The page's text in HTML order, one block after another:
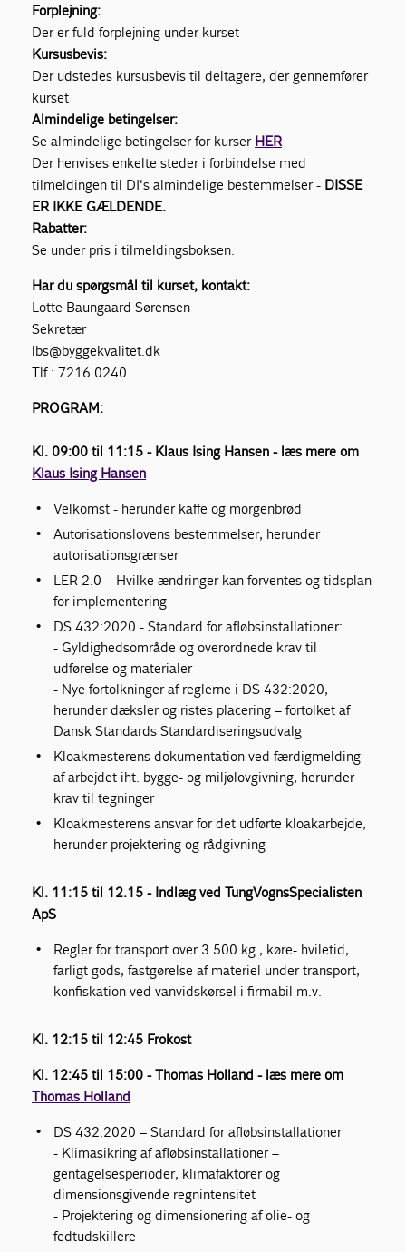
Forplejning:
Der er fuld forplejning under kurset
Kursusbevis:
Der udstedes kursusbevis til deltagere, der gennemfører
kurset
Almindelige betingelser:
Se almindelige betingelser for kurser HER
Der henvises enkelte steder i forbindelse med
tilmeldingen til DI's almindelige bestemmelser - DISSE
ER IKKE GÆLDENDE.
Rabatter:
Se under pris i tilmeldingsboksen.
Har du spørgsmål til kurset, kontakt:
Lotte Baungaard Sørensen
Sekretær
lbs@byggekvalitet.dk
Tlf.: 7216 0240
PROGRAM:
Kl. 09:00 til 11:15 - Klaus Ising Hansen - læs mere om
Klaus Ising Hansen
Velkomst - herunder kaffe og morgenbrød
Autorisationslovens bestemmelser, herunder
autorisationsgrænser
LER 2.0 – Hvilke ændringer kan forventes og tidsplan
for implementering
DS 432:2020 - Standard for afløbsinstallationer:
- Gyldighedsområde og overordnede krav til
udførelse og materialer
- Nye fortolkninger af reglerne i DS 432:2020,
herunder dæksler og ristes placering – fortolket af
Dansk Standards Standardiseringsudvalg
Kloakmesterens dokumentation ved færdigmelding
af arbejdet iht. bygge- og miljølovgivning, herunder
krav til tegninger
Kloakmesterens ansvar for det udførte kloakarbejde,
herunder projektering og rådgivning
Kl. 11:15 til 12.15 - Indlæg ved TungVognsSpecialisten
ApS
Regler for transport over 3.500 kg., køre- hviletid,
farligt gods, fastgørelse af materiel under transport,
konfiskation ved vanvidskørsel i firmabil m.v.
Kl. 12:15 til 12:45 Frokost
Kl. 12:45 til 15:00 - Thomas Holland - læs mere om
Thomas Holland
DS 432:2020 – Standard for afløbsinstallationer
- Klimasikring af afløbsinstallationer –
gentagelsesperioder, klimafaktorer og
dimensionsgivende regnintensitet
- Projektering og dimensionering af olie- og
fedtudskillere